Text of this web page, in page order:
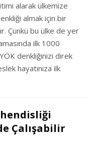
alarak ülkemize
almak için bir
Çünkü bu ülke de yer
ilk 1000
denkliğinizi direk
hayatınıza ilk
Çalışabilir